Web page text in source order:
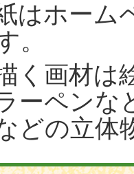
はホーム
。
く画材は
ーペンな
どの立体